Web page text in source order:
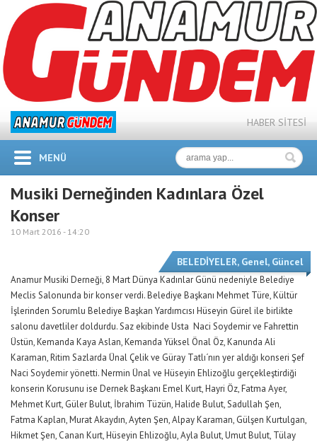
HABER SİTESİ
MENÜ
Musiki Derneğinden Kadınlara Özel
Konser
10 Mart 2016 - 14:20
BELEDİYELER, Genel, Güncel
Anamur Musiki Derneği, 8 Mart Dünya Kadınlar Günü nedeniyle Belediye
Meclis Salonunda bir konser verdi. Belediye Başkanı Mehmet Türe, Kültür
İşlerinden Sorumlu Belediye Başkan Yardımcısı Hüseyin Gürel ile birlikte
salonu davetliler doldurdu. Saz ekibinde Usta Naci Soydemir ve Fahrettin
Üstün, Kemanda Kaya Aslan, Kemanda Yüksel Önal Öz, Kanunda Ali
Karaman, Ritim Sazlarda Ünal Çelik ve Güray Tatlı´nın yer aldığı konseri Şef
Naci Soydemir yönetti. Nermin Ünal ve Hüseyin Ehlizoğlu gerçekleştirdiği
konserin Korusunu ise Dernek Başkanı Emel Kurt, Hayri Öz, Fatma Ayer,
Mehmet Kurt, Güler Bulut, İbrahim Tüzün, Halide Bulut, Sadullah Şen,
Fatma Kaplan, Murat Akaydın, Ayten Şen, Alpay Karaman, Gülşen Kurtulgan,
Hikmet Şen, Canan Kurt, Hüseyin Ehlizoğlu, Ayla Bulut, Umut Bulut, Tülay